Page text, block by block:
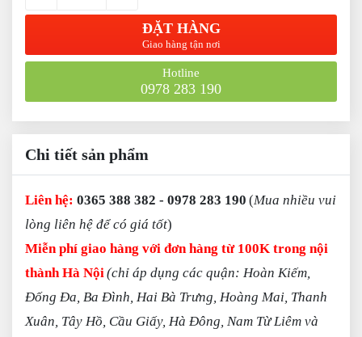
ĐẶT HÀNG
Giao hàng tận nơi
Hotline
0978 283 190
Chi tiết sản phẩm
Liên hệ: 0365 388 382 - 0978 283 190 (Mua nhiều vui
lòng liên hệ để có giá tốt)
Miễn phí giao hàng với đơn hàng từ 100K trong nội
thành Hà Nội(chỉ áp dụng các quận: Hoàn Kiếm,
Đống Đa, Ba Đình, Hai Bà Trưng, Hoàng Mai, Thanh
Xuân, Tây Hồ, Cầu Giấy, Hà Đông, Nam Từ Liêm và